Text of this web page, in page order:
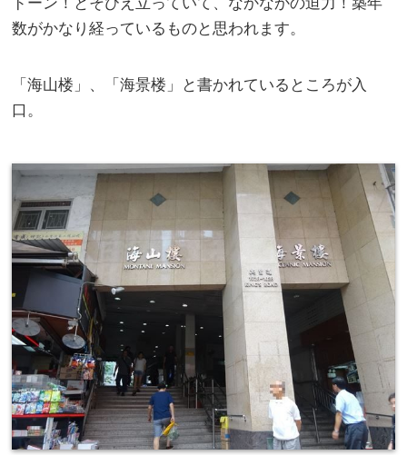
数がかなり経っているものと思われます。
「海山楼」、「海景楼」と書かれているところが入
口。